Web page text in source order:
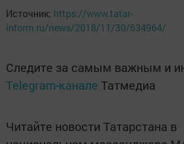
Источник: https://www.tatar-
inform.ru/news/2018/11/30/634964/
Следите за самым важным и
Telegram-канале Татмедиа
Читайте новости Татарстана в